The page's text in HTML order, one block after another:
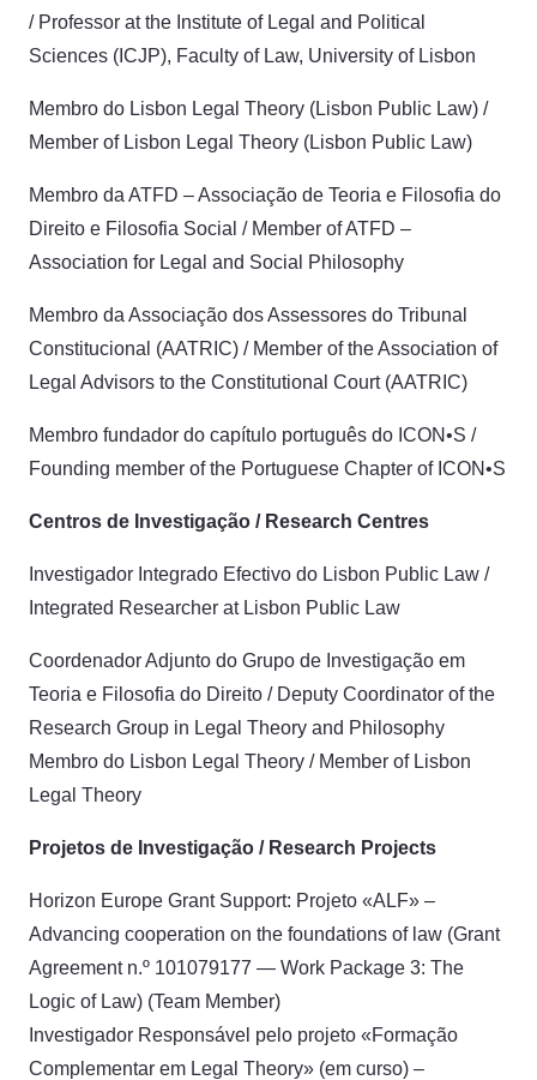
/ Professor at the Institute of Legal and Political
Sciences (ICJP), Faculty of Law, University of Lisbon
Membro do Lisbon Legal Theory (Lisbon Public Law) /
Member of Lisbon Legal Theory (Lisbon Public Law)
Membro da ATFD – Associação de Teoria e Filosofia do
Direito e Filosofia Social / Member of ATFD –
Association for Legal and Social Philosophy
Membro da Associação dos Assessores do Tribunal
Constitucional (AATRIC) / Member of the Association of
Legal Advisors to the Constitutional Court (AATRIC)
Membro fundador do capítulo português do ICON•S /
Founding member of the Portuguese Chapter of ICON•S
Centros de Investigação / Research Centres
Investigador Integrado Efectivo do Lisbon Public Law /
Integrated Researcher at Lisbon Public Law
Coordenador Adjunto do Grupo de Investigação em
Teoria e Filosofia do Direito / Deputy Coordinator of the
Research Group in Legal Theory and Philosophy
Membro do Lisbon Legal Theory / Member of Lisbon
Legal Theory
Projetos de Investigação / Research Projects
Horizon Europe Grant Support: Projeto «ALF» –
Advancing cooperation on the foundations of law (Grant
Agreement n.º 101079177 — Work Package 3: The
Logic of Law) (Team Member)
Investigador Responsável pelo projeto «Formação
Complementar em Legal Theory» (em curso) –